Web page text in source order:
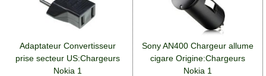
Adaptateur Convertisseur
prise secteur US:Chargeurs
Nokia 1
Sony AN400 Chargeur allume
cigare Origine:Chargeurs
Nokia 1